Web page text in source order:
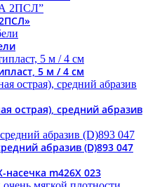
5 м / 4 см
острая), средний абразив
абразив (D)893 047
насечка m426X 023